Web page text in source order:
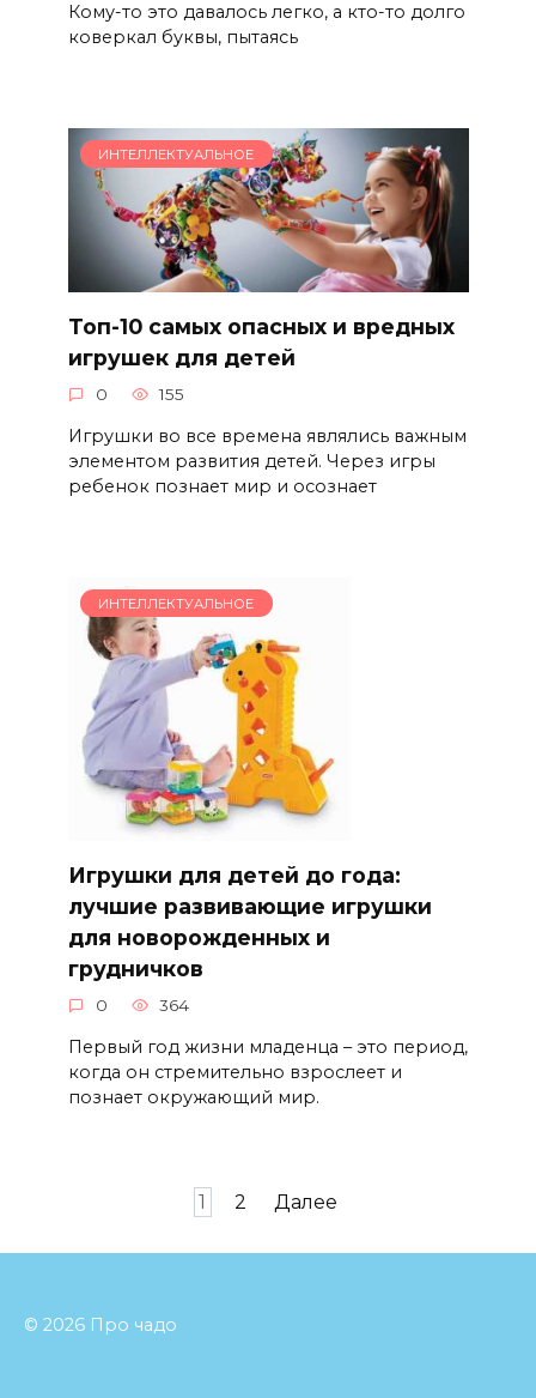
Кому-то это давалось легко, а кто-то долго
коверкал буквы, пытаясь
ИНТЕЛЛЕКТУАЛЬНОЕ
Топ-10 самых опасных и вредных
игрушек для детей
0 155
Игрушки во все времена являлись важным
элементом развития детей. Через игры
ребенок познает мир и осознает
ИНТЕЛЛЕКТУАЛЬНОЕ
Игрушки для детей до года:
лучшие развивающие игрушки
для новорожденных и
грудничков
0 364
Первый год жизни младенца – это период,
когда он стремительно взрослеет и
познает окружающий мир.
записям
1 2 Далее
© 2026 Про чадо